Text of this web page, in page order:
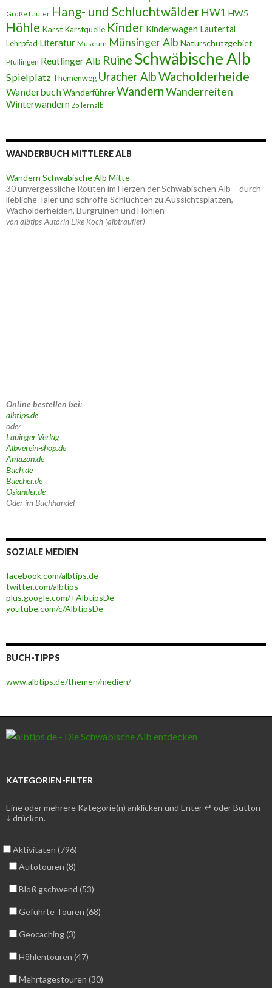
Große Lauter Hang- und SchluchtwälderHW1 HW5
Höhle Karst Karstquelle Kinder Kinderwagen Lautertal
Lehrpfad Literatur Museum Münsinger Alb Naturschutzgebiet
Pfullingen Reutlinger Alb Ruine Schwäbische Alb
Spielplatz Themenweg Uracher AlbWacholderheide
WanderbuchWanderführerWandernWanderreiten
Winterwandern Zollernalb
WANDERBUCH MITTLERE ALB
Wandern Schwäbische Alb Mitte
30 unvergessliche Routen im Herzen der Schwäbischen Alb – durch
liebliche Täler und schroffe Schluchten zu Aussichtsplätzen,
Wacholderheiden, Burgruinen und Höhlen
von albtips-Autorin Elke Koch (albträufler)
Online bestellen bei:
albtips.de
oder
Lauinger Verlag
Albverein-shop.de
Amazon.de
Buch.de
Buecher.de
Osiander.de
Oder im Buchhandel
SOZIALE MEDIEN
facebook.com/albtips.de
twitter.com/albtips
plus.google.com/+AlbtipsDe
youtube.com/c/AlbtipsDe
BUCH-TIPPS
www.albtips.de/themen/medien/
KATEGORIEN-FILTER
Eine oder mehrere Kategorie(n) anklicken und Enter ↵ oder Button
↓ drücken.
Aktivitäten (796)
Autotouren (8)
Bloß gschwend (53)
Geführte Touren (68)
Geocaching (3)
Höhlentouren (47)
Mehrtagestouren (30)